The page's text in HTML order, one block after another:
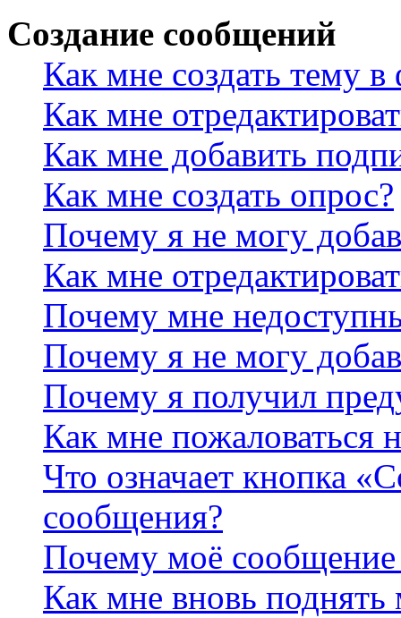
Создание сообщений
Как мне создать тему
Как мне
Как мне добавить
Как мне создать опрос?
Почему я не могу
Как мне
Почему мне
Почему я не могу
Почему я получил
Как мне пожаловаться
Что означает кнопка
сообщения?
Почему моё сообщение
Как мне вновь